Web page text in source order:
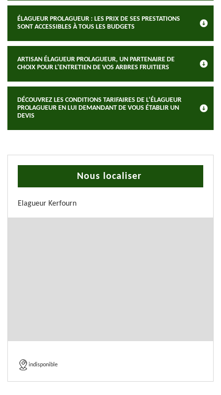
ÉLAGUEUR PROLAGUEUR : LES PRIX DE SES PRESTATIONS
SONT ACCESSIBLES À TOUS LES BUDGETS
ARTISAN ÉLAGUEUR PROLAGUEUR, UN PARTENAIRE DE
CHOIX POUR L’ENTRETIEN DE VOS ARBRES FRUITIERS
DÉCOUVREZ LES CONDITIONS TARIFAIRES DE L’ÉLAGUEUR
PROLAGUEUR EN LUI DEMANDANT DE VOUS ÉTABLIR UN
DEVIS
Nous localiser
Elagueur Kerfourn
indisponible